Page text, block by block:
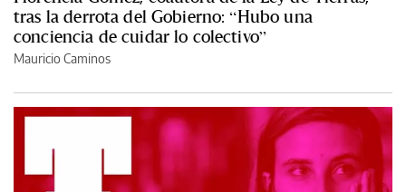
tras la derrota del Gobierno: “Hubo una
conciencia de cuidar lo colectivo”
Mauricio Caminos